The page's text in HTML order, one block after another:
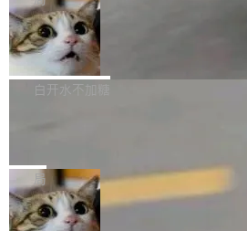
l 迁移或唤醒时，新宿主从 S3 恢复
库继续执行。存储库是持久化的唯一真相
te 17 Pro、OPPO K15，要么是vivo
样的次旗舰。 Galaxy Z Fold8 Ultra / Z
Z Flip8三款折叠屏新机均在7月22日发布
部搭载骁龙8 Elite Gen5 for Galaxy，
本控制系统。目前处于 Early Access 阶
ltaDB 的核心思路直接写在 landing page
眼的位置：「Software is made
mits」——软件是在 commit 之间写出
是把这段空隙补上。 回退到任何一次编
aDB 捕获 commit 之间的每一次操作，...
SpaceXAI 单季资本开支达 183 亿美
根据风险投资人Tomer Tunguz 博客（
析）披露的最新分析与第二季度业绩报告
微软同期总资本开支的四成。 与亚马逊
bet、微软以及 Meta 等传统科技巨头相
ceXAI的资金消耗速度尤为引人瞩目。然
白开水不加糖
一个在终端里运行的编程 agent；Muse
1.2，驱动这个 agent 的新模型。一句话
你可以用 curl -fsSL https://dev.meta.ai/
局
美团开源 LoHoSearch，用知识图谱